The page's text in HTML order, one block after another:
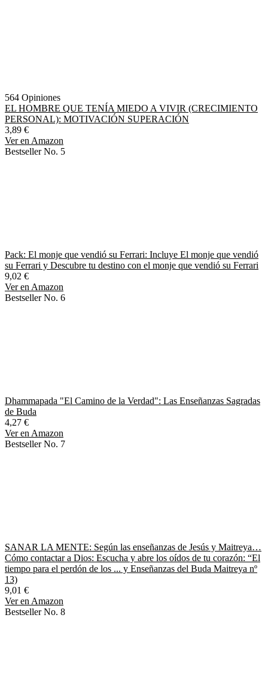
564 Opiniones
EL HOMBRE QUE TENÍA MIEDO A VIVIR (CRECIMIENTO
PERSONAL): MOTIVACIÓN SUPERACIÓN
3,89 €
Ver en Amazon
Bestseller No. 5
Pack: El monje que vendió su Ferrari: Incluye El monje que vendió
su Ferrari y Descubre tu destino con el monje que vendió su Ferrari
9,02 €
Ver en Amazon
Bestseller No. 6
Dhammapada "El Camino de la Verdad": Las Enseñanzas Sagradas
de Buda
4,27 €
Ver en Amazon
Bestseller No. 7
SANAR LA MENTE: Según las enseñanzas de Jesús y Maitreya…
Cómo contactar a Dios: Escucha y abre los oídos de tu corazón: “El
tiempo para el perdón de los ... y Enseñanzas del Buda Maitreya nº
13)
9,01 €
Ver en Amazon
Bestseller No. 8